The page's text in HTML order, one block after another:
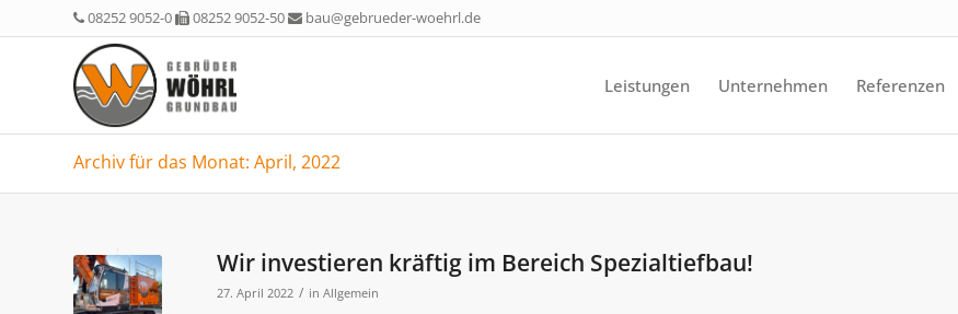
08252 9052-0 08252 9052-50 bau@gebrueder-woehrl.de
Leistungen Unternehmen Referenzen
Archiv für das Monat: April, 2022
Wir investieren kräftig im Bereich Spezialtiefbau!
27. April 2022 / in Allgemein